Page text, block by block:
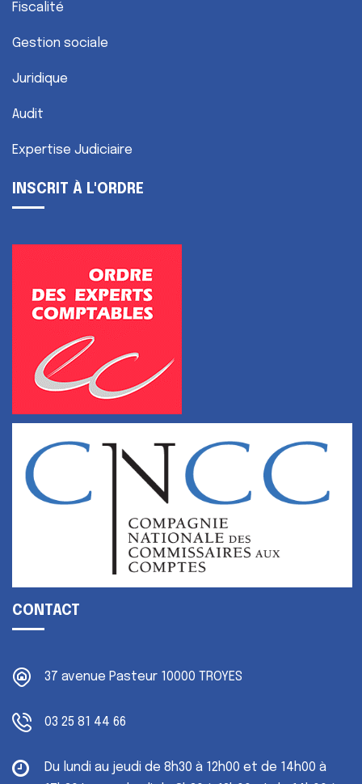
Fiscalité
Gestion sociale
Juridique
Audit
Expertise Judiciaire
INSCRIT À L'ORDRE
CONTACT
37 avenue Pasteur 10000 TROYES
03 25 81 44 66
Du lundi au jeudi de 8h30 à 12h00 et de 14h00 à